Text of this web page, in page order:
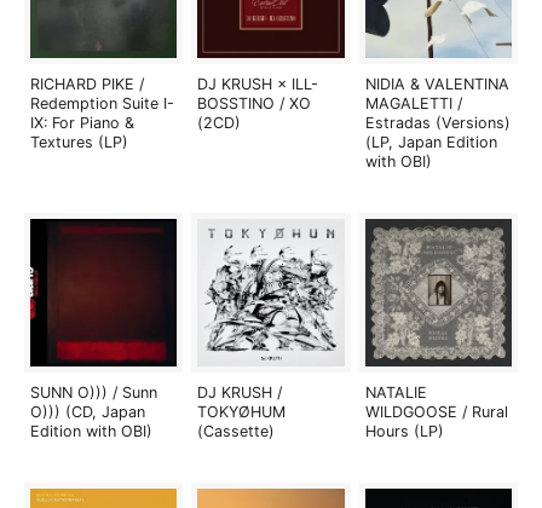
RICHARD PIKE /
Redemption Suite I-
IX: For Piano &
Textures (LP)
DJ KRUSH × ILL-
BOSSTINO / XO
(2CD)
NIDIA & VALENTINA
MAGALETTI /
Estradas (Versions)
(LP, Japan Edition
with OBI)
SUNN O))) / Sunn
O))) (CD, Japan
Edition with OBI)
DJ KRUSH /
TOKYØHUM
(Cassette)
NATALIE
WILDGOOSE / Rural
Hours (LP)